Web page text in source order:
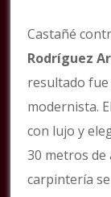
Castañé
Rodríguez
resultado
modernista.
con lujo y
30 metros de
carpintería